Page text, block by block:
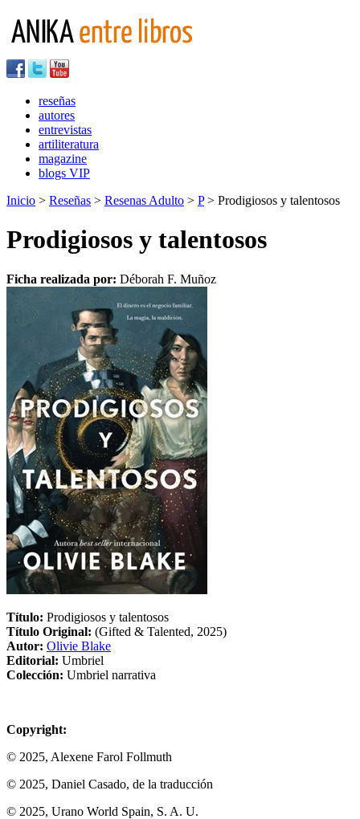
reseñas
autores
entrevistas
artiliteratura
magazine
blogs VIP
Inicio > Reseñas > Resenas Adulto > P> Prodigiosos y talentosos
Prodigiosos y talentosos
Ficha realizada por: Déborah F. Muñoz
Título: Prodigiosos y talentosos
Título Original: (Gifted & Talented, 2025)
Autor: Olivie Blake
Editorial: Umbriel
Colección: Umbriel narrativa
Copyright:
© 2025, Alexene Farol Follmuth
© 2025, Daniel Casado, de la traducción
© 2025, Urano World Spain, S. A. U.